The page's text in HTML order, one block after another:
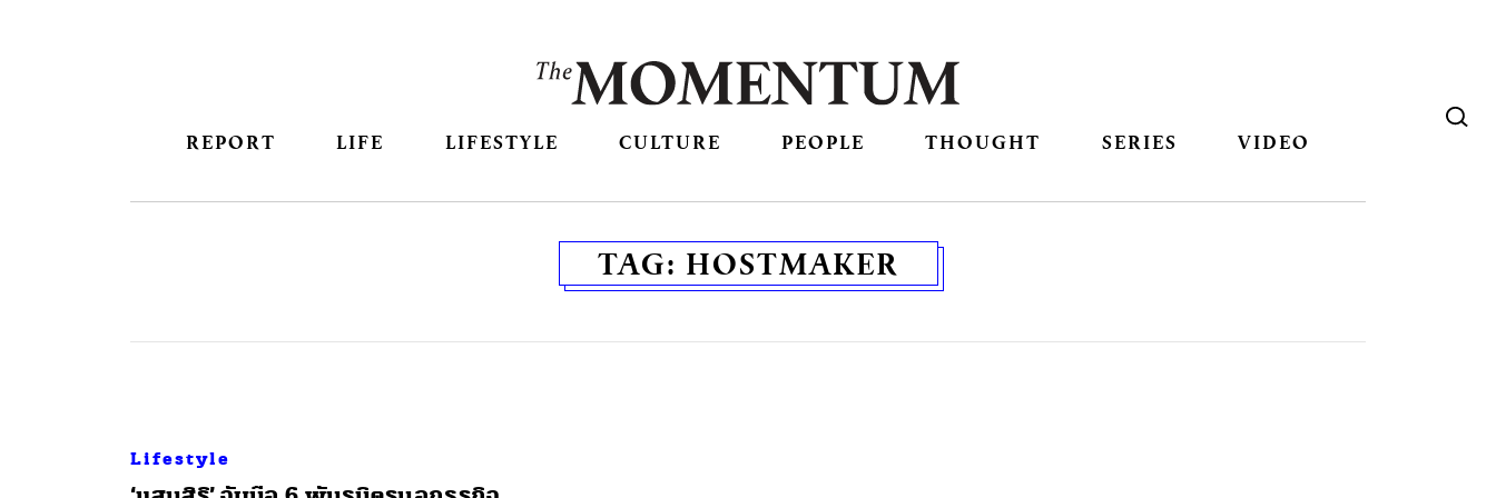
REPORT LIFE LIFESTYLE CULTURE PEOPLE THOUGHT SERIES VIDEO
TAG: HOSTMAKER
Lifestyle